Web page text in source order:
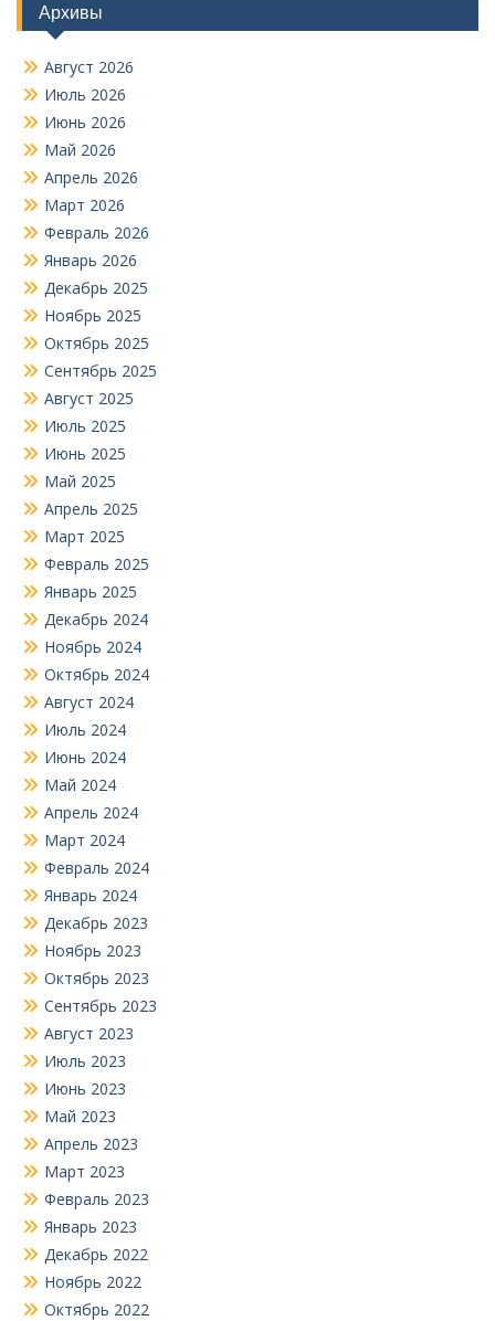
Архивы
Август 2026
Июль 2026
Июнь 2026
Май 2026
Апрель 2026
Март 2026
Февраль 2026
Январь 2026
Декабрь 2025
Ноябрь 2025
Октябрь 2025
Сентябрь 2025
Август 2025
Июль 2025
Июнь 2025
Май 2025
Апрель 2025
Март 2025
Февраль 2025
Январь 2025
Декабрь 2024
Ноябрь 2024
Октябрь 2024
Август 2024
Июль 2024
Июнь 2024
Май 2024
Апрель 2024
Март 2024
Февраль 2024
Январь 2024
Декабрь 2023
Ноябрь 2023
Октябрь 2023
Сентябрь 2023
Август 2023
Июль 2023
Июнь 2023
Май 2023
Апрель 2023
Март 2023
Февраль 2023
Январь 2023
Декабрь 2022
Ноябрь 2022
Октябрь 2022